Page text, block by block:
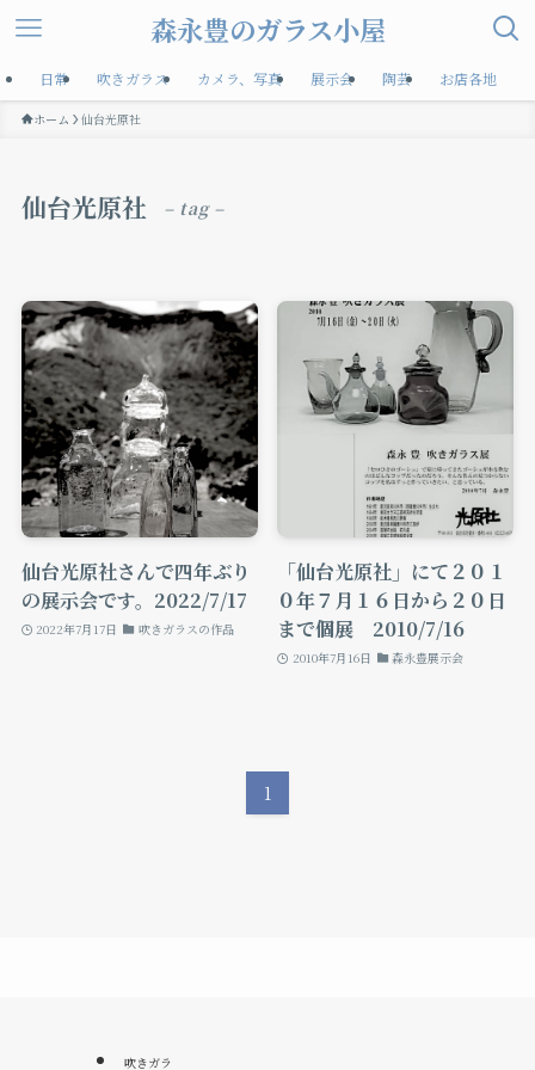
森永豊のガラス小屋
日常 吹きガラス カメラ、写真 展示会 陶芸 お店各地
ホーム 仙台光原社
仙台光原社 – tag –
仙台光原社さんで四年ぶり
の展示会です。2022/7/17
2022年7月17日 吹きガラスの作品
「仙台光原社」にて２０１
０年７月１６日から２０日
まで個展 2010/7/16
2010年7月16日 森永豊展示会
1
吹きガラ